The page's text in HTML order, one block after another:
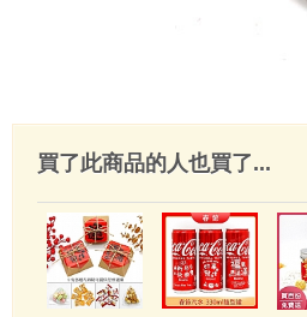
買了此商品的人也買了...